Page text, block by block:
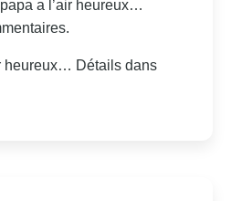
a l’air heureux…
heureux… Détails dans